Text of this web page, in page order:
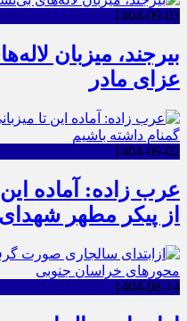
1404-09-03
بیرجند، میزبان
عزای مادر
1404-09-02
عرب زاده: آماده
از پیکر مطهر
1404-08-14